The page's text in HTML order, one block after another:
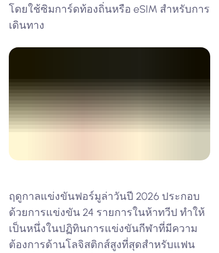
โดยใช้ซิมการ์ดท้องถิ่นหรือ eSIM สำหรับการ
เดินทาง
ฤดูกาลแข่งขันฟอร์มูล่าวันปี 2026 ประกอบ
ด้วยการแข่งขัน 24 รายการในห้าทวีป ทำให้
เป็นหนึ่งในปฏิทินการแข่งขันกีฬาที่มีความ
ต้องการด้านโลจิสติกส์สูงที่สุดสำหรับแฟน